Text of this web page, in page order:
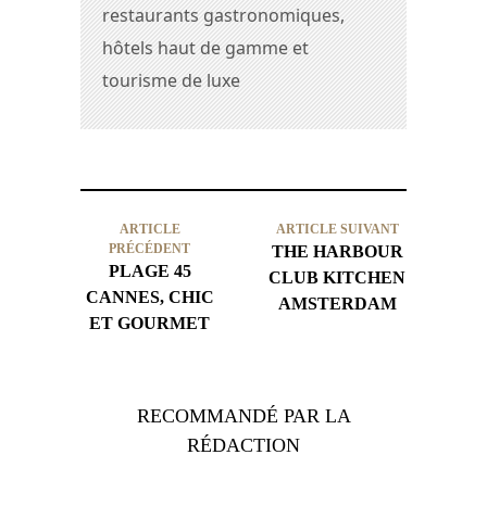
restaurants gastronomiques,
hôtels haut de gamme et
tourisme de luxe
ARTICLE
PRÉCÉDENT
PLAGE 45
CANNES, CHIC
ET GOURMET
ARTICLE SUIVANT
THE HARBOUR
CLUB KITCHEN
AMSTERDAM
RECOMMANDÉ PAR LA
RÉDACTION